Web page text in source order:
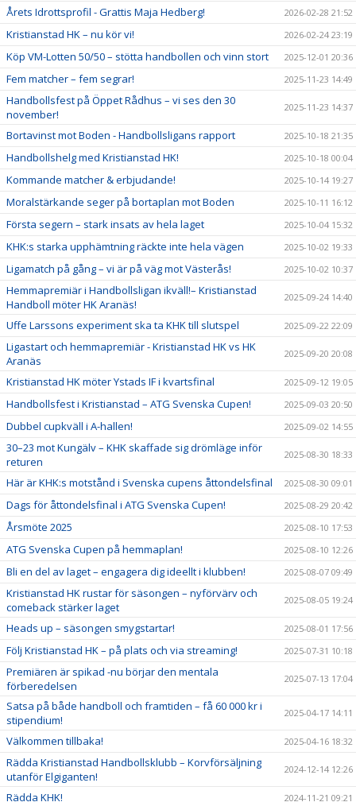
Årets Idrottsprofil - Grattis Maja Hedberg! 2026-02-28 21:52
Kristianstad HK – nu kör vi! 2026-02-24 23:19
Köp VM-Lotten 50/50 – stötta handbollen och vinn stort 2025-12-01 20:36
Fem matcher – fem segrar! 2025-11-23 14:49
Handbollsfest på Öppet Rådhus – vi ses den 30
november!
2025-11-23 14:37
Bortavinst mot Boden - Handbollsligans rapport 2025-10-18 21:35
Handbollshelg med Kristianstad HK! 2025-10-18 00:04
Kommande matcher & erbjudande! 2025-10-14 19:27
Moralstärkande seger på bortaplan mot Boden 2025-10-11 16:12
Första segern – stark insats av hela laget 2025-10-04 15:32
KHK:s starka upphämtning räckte inte hela vägen 2025-10-02 19:33
Ligamatch på gång – vi är på väg mot Västerås! 2025-10-02 10:37
Hemmapremiär i Handbollsligan ikväll!– Kristianstad
Handboll möter HK Aranäs!
2025-09-24 14:40
Uffe Larssons experiment ska ta KHK till slutspel 2025-09-22 22:09
Ligastart och hemmapremiär - Kristianstad HK vs HK
Aranäs
2025-09-20 20:08
Kristianstad HK möter Ystads IF i kvartsfinal 2025-09-12 19:05
Handbollsfest i Kristianstad – ATG Svenska Cupen! 2025-09-03 20:50
Dubbel cupkväll i A-hallen! 2025-09-02 14:55
30–23 mot Kungälv – KHK skaffade sig drömläge inför
returen
2025-08-30 18:33
Här är KHK:s motstånd i Svenska cupens åttondelsfinal 2025-08-30 09:01
Dags för åttondelsfinal i ATG Svenska Cupen! 2025-08-29 20:42
Årsmöte 2025 2025-08-10 17:53
ATG Svenska Cupen på hemmaplan! 2025-08-10 12:26
Bli en del av laget – engagera dig ideellt i klubben! 2025-08-07 09:49
Kristianstad HK rustar för säsongen – nyförvärv och
comeback stärker laget
2025-08-05 19:24
Heads up – säsongen smygstartar! 2025-08-01 17:56
Följ Kristianstad HK – på plats och via streaming! 2025-07-31 10:18
Premiären är spikad -nu börjar den mentala
förberedelsen
2025-07-13 17:04
Satsa på både handboll och framtiden – få 60 000 kr i
stipendium!
2025-04-17 14:11
Välkommen tillbaka! 2025-04-16 18:32
Rädda Kristianstad Handbollsklubb – Korvförsäljning
utanför Elgiganten!
2024-12-14 12:26
Rädda KHK! 2024-11-21 09:21